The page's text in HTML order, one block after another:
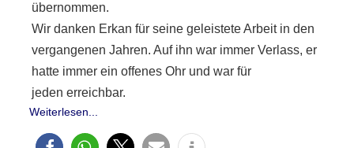
übernommen.
Wir danken Erkan für seine geleistete Arbeit in den
vergangenen Jahren. Auf ihn war immer Verlass, er
hatte immer ein offenes Ohr und war für
jeden erreichbar.
Weiterlesen...